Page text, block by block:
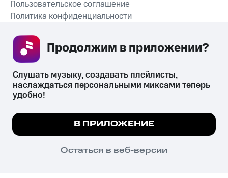
СКАЧАТЬ ПРИЛОЖЕНИЕ
Пользовательское соглашение
Политика конфиденциальности
психотропных веществ, их аналогов причиняет вред здоровью,
их незаконный оборот запрещён и влечёт установленную
законодательством ответственность.
© 2026 ООО «КИОН».
Все права защищены
Мы используем куки, чтобы на сайте все
Подробнее
ПОНЯТНО
Слушать музыку, создавать плейлисты,
наслаждаться персональными миксами теперь
удобно!
В ПРИЛОЖЕНИЕ
Остаться в веб-версии